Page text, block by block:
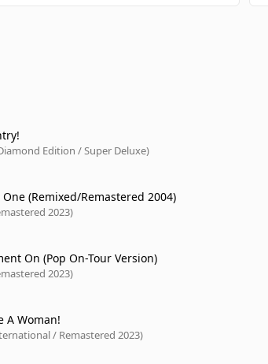
Edition / Super Deluxe)
(Remixed/Remastered 2004)
2023)
On (Pop On-Tour Version)
2023)
A Woman!
/ Remastered 2023)